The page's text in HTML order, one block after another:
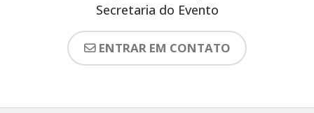
Secretaria do Evento
ENTRAR EM CONTATO